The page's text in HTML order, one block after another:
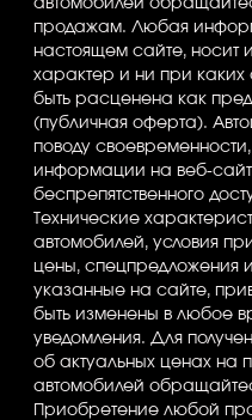
автомобилей
продажам. Любая
настоящем сайте, носит
характер и ни при каких
быть расценена как
(публичная оферта).
поводу
информации на веб-
беспрепятственного
Технические
автомобилей, условия
цены, спецпредложения
указанные на сайте,
быть изменены в любое
уведомления. Для
об актуальных ценах на
автомобилей
Приобретение любой